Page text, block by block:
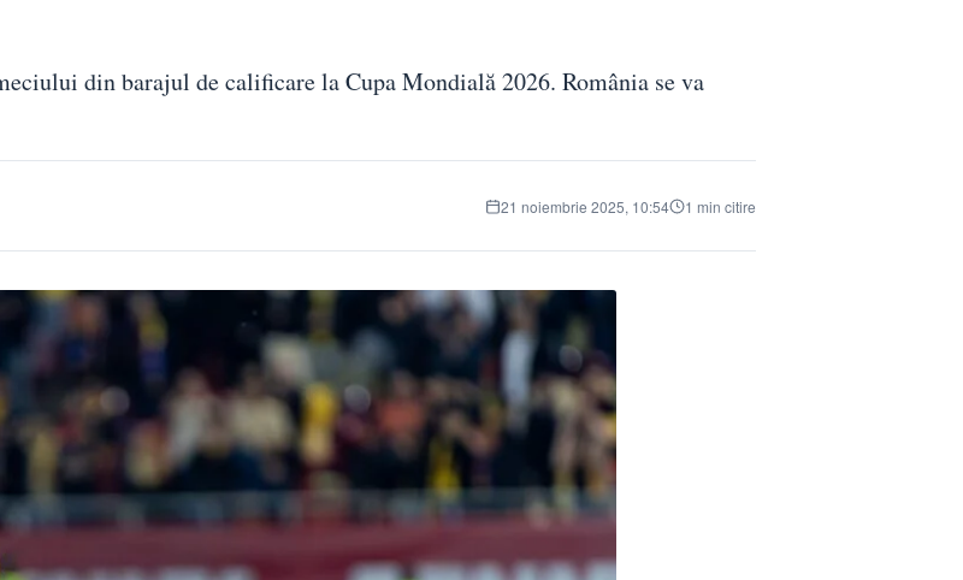
din barajul de calificare la Cupa Mondială 2026. România se va
21 noiembrie 2025, 10:54 1 min citire